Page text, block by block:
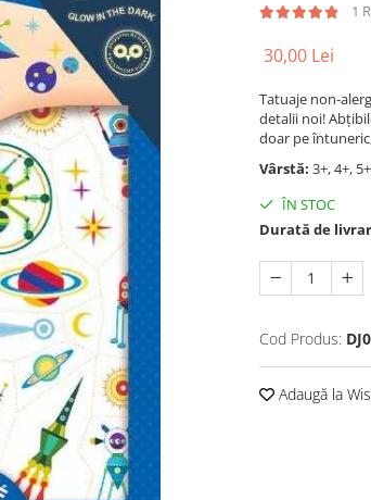
1
30,00 Lei
Tatuaje non-
detalii noi!
doar pe
Vârstă: 3+, 4+,
ÎN STOC
Durată de
Cod Produs:
Adaugă la